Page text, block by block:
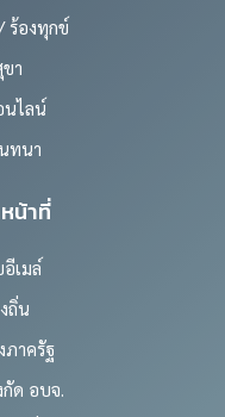
ร้องทุกข์
า
นไลน์
ทนา
น้าที่
อีเมล์
ถิ่น
ภาครัฐ
กัด อบจ.